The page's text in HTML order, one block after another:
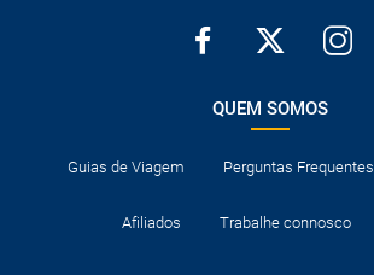
QUEM SOMOS
Guias de Viagem Perguntas Frequentes
Afiliados Trabalhe connosco